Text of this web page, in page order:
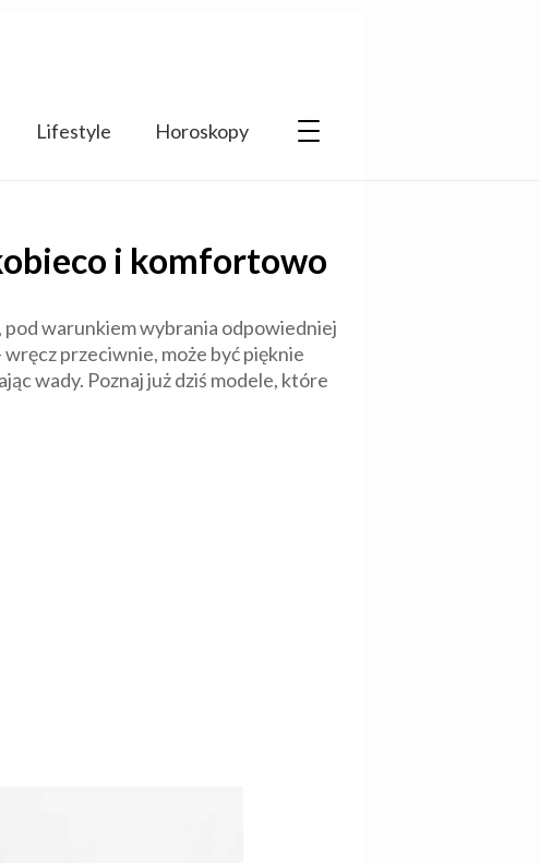
Lifestyle Horoskopy
i komfortowo
pod warunkiem wybrania odpowiedniej
przeciwnie, może być pięknie
wady. Poznaj już dziś modele, które